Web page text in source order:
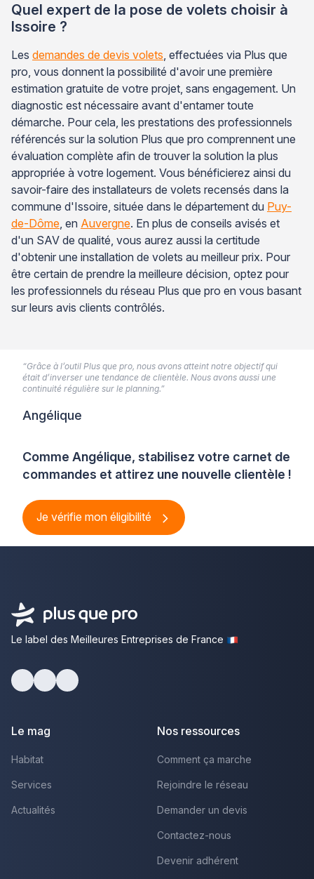
Quel expert de la pose de volets choisir à
Issoire ?
Les demandes de devis volets, effectuées via Plus que
pro, vous donnent la possibilité d'avoir une première
estimation gratuite de votre projet, sans engagement. Un
diagnostic est nécessaire avant d'entamer toute
démarche. Pour cela, les prestations des professionnels
référencés sur la solution Plus que pro comprennent une
évaluation complète afin de trouver la solution la plus
appropriée à votre logement. Vous bénéficierez ainsi du
savoir-faire des installateurs de volets recensés dans la
commune d'Issoire, située dans le département du Puy-
de-Dôme, en Auvergne. En plus de conseils avisés et
d'un SAV de qualité, vous aurez aussi la certitude
d'obtenir une installation de volets au meilleur prix. Pour
être certain de prendre la meilleure décision, optez pour
les professionnels du réseau Plus que pro en vous basant
sur leurs avis clients contrôlés.
Comme Angélique, stabilisez votre carnet de
commandes et attirez une nouvelle clientèle !
Je vérifie mon éligibilité
“Grâce à l’outil Plus que pro, nous avons atteint notre objectif qui
était d’inverser une tendance de clientèle. Nous avons aussi une
continuité régulière sur le planning.”
Angélique
Le label des Meilleures Entreprises de France
Le mag
Habitat
Services
Actualités
Nos ressources
Comment ça marche
Rejoindre le réseau
Demander un devis
Contactez-nous
Devenir adhérent